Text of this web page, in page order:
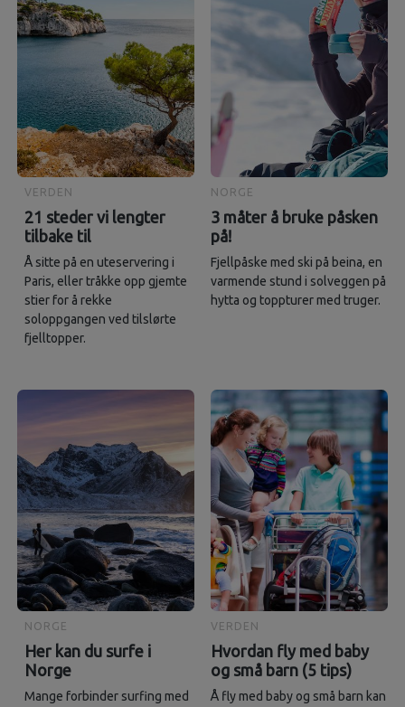
VERDEN
21 steder vi lengter
tilbake til
Å sitte på en uteservering i
Paris, eller tråkke opp gjemte
stier for å rekke
soloppgangen ved tilslørte
fjelltopper.
NORGE
3 måter å bruke påsken
på!
Fjellpåske med ski på beina, en
varmende stund i solveggen på
hytta og toppturer med truger.
NORGE
Her kan du surfe i
Norge
Mange forbinder surfing med
VERDEN
Hvordan fly med baby
og små barn (5 tips)
Å fly med baby og små barn kan